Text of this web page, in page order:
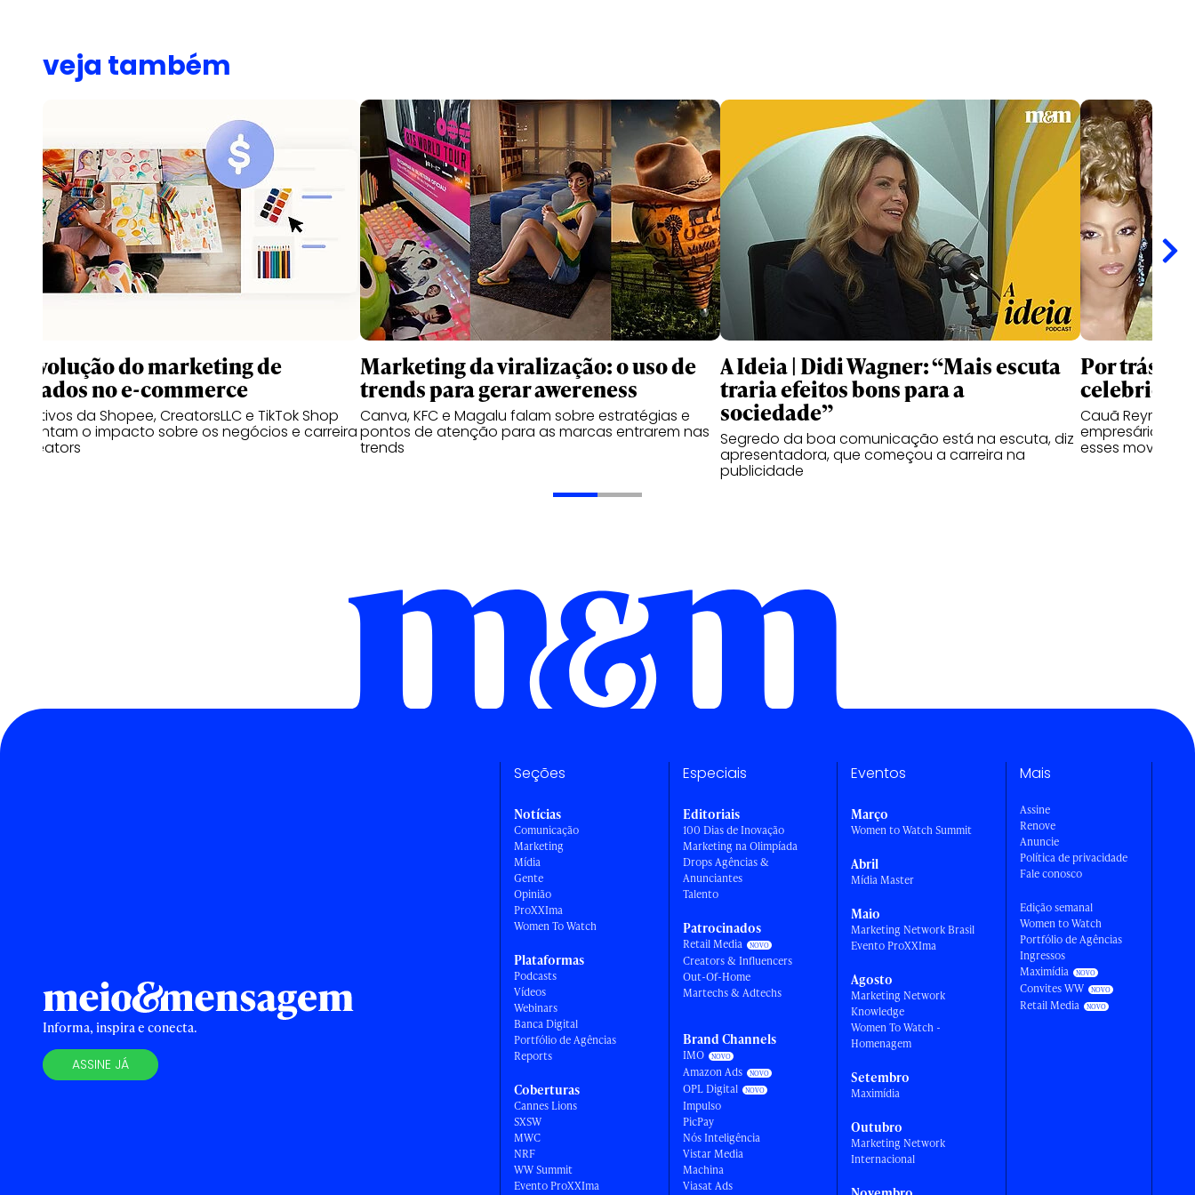
veja também
A revolução do marketing de
afiliados no e-commerce
Executivos da Shopee, CreatorsLLC e TikTok Shop
comentam o impacto sobre os negócios e carreira
de creators
Marketing da viralização: o uso de
trends para gerar awereness
Canva, KFC e Magalu falam sobre estratégias e
pontos de atenção para as marcas entrarem nas
trends
A Ideia | Didi Wagner: “Mais escuta
traria efeitos bons para a
sociedade”
Segredo da boa comunicação está na escuta, diz
apresentadora, que começou a carreira na
publicidade
Por trás da
Cauã
empresário, já o
esses
Informa, inspira e conecta.
ASSINE JÁ
Seções
Notícias
Comunicação
Marketing
Mídia
Gente
Opinião
ProXXIma
Women To Watch
Plataformas
Podcasts
Vídeos
Webinars
Banca Digital
Portfólio de Agências
Reports
Coberturas
Cannes Lions
SXSW
MWC
NRF
WW Summit
Evento ProXXIma
Especiais
Editoriais
100 Dias de Inovação
Marketing na Olimpíada
Drops Agências &
Anunciantes
Talento
Patrocinados
Retail Media
Creators & Influencers
Out-Of-Home
Martechs & Adtechs
Brand Channels
IMO
Amazon Ads
OPL Digital
Impulso
PicPay
Nós Inteligência
Vistar Media
Machina
Viasat Ads
Eventos
Março
Women to Watch Summit
Abril
Mídia Master
Maio
Marketing Network Brasil
Evento ProXXIma
Agosto
Marketing Network
Knowledge
Women To Watch -
Homenagem
Setembro
Maximídia
Outubro
Marketing Network
Internacional
Mais
Assine
Renove
Anuncie
Política de privacidade
Fale conosco
Edição semanal
Women to Watch
Portfólio de Agências
Ingressos
Maximídia
Convites WW
Retail Media